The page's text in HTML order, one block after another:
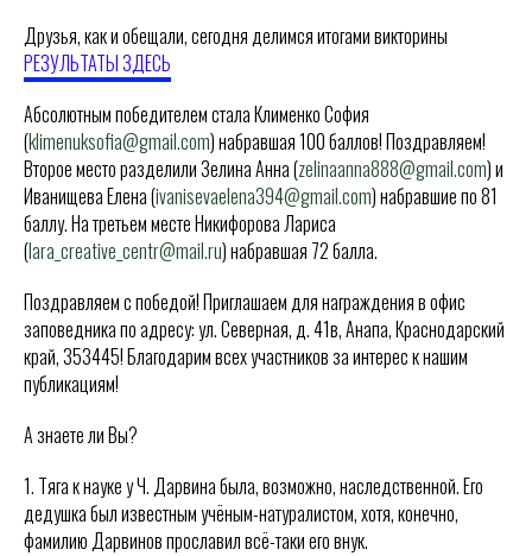
Друзья, как и обещали, сегодня делимся итогами викторины
РЕЗУЛЬТАТЫ ЗДЕСЬ
Абсолютным победителем стала Клименко София
(klimenuksofia@gmail.com) набравшая 100 баллов! Поздравляем!
Второе место разделили Зелина Анна (zelinaanna888@gmail.com) и
Иванищева Елена (ivanisevaelena394@gmail.com) набравшие по 81
баллу. На третьем месте Никифорова Лариса
(lara_creative_centr@mail.ru) набравшая 72 балла.
Поздравляем с победой! Приглашаем для награждения в офис
заповедника по адресу: ул. Северная, д. 41в, Анапа, Краснодарский
край, 353445! Благодарим всех участников за интерес к нашим
публикациям!
А знаете ли Вы?
1. Тяга к науке у Ч. Дарвина была, возможно, наследственной. Его
дедушка был известным учёным-натуралистом, хотя, конечно,
фамилию Дарвинов прославил всё-таки его внук.